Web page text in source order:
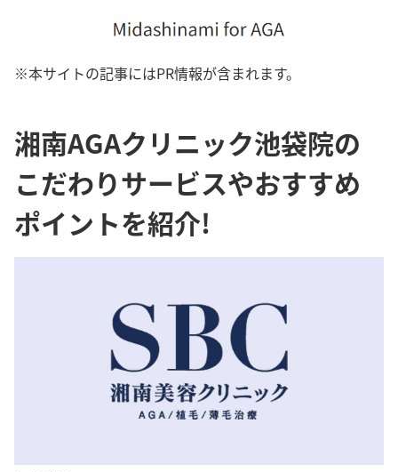
※本サイトの記事にはPR情報が含まれます。
湘南AGAクリニック池袋院の
こだわりサービスやおすすめ
ポイントを紹介!